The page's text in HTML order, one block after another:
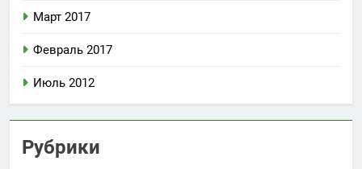
Март 2017
Февраль 2017
Июль 2012
Рубрики